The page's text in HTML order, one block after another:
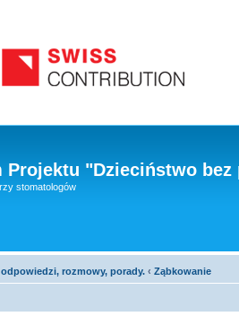
Projektu "Dzieciństwo
stomatologów
rozmowy, porady. ‹ Ząbkowanie